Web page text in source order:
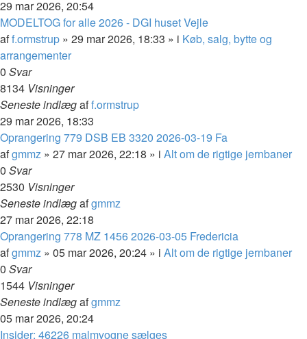
29 mar 2026, 20:54
MODELTOG for alle 2026 - DGI huset Vejle
aff.ormstrup » 29 mar 2026, 18:33 » i Køb, salg, bytte og
arrangementer
0 Svar
8134 Visninger
Seneste indlægaff.ormstrup
29 mar 2026, 18:33
Oprangering 779 DSB EB 3320 2026-03-19 Fa
afgmmz » 27 mar 2026, 22:18 » i Alt om de rigtige jernbaner
0 Svar
2530 Visninger
Seneste indlægafgmmz
27 mar 2026, 22:18
Oprangering 778 MZ 1456 2026-03-05 Fredericia
afgmmz » 05 mar 2026, 20:24 » i Alt om de rigtige jernbaner
0 Svar
1544 Visninger
Seneste indlægafgmmz
05 mar 2026, 20:24
Insider: 46226 malmvogne sælges